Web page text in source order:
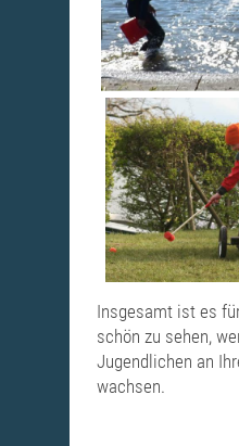
Insgesamt ist es
schön zu sehen,
Jugendlichen an
wachsen.